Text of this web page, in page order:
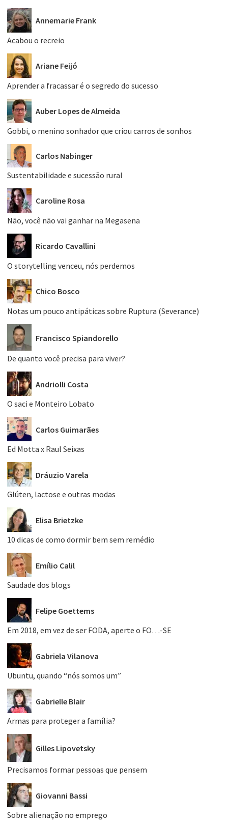
Annemarie Frank
Acabou o recreio
Ariane Feijó
Aprender a fracassar é o segredo do sucesso
Auber Lopes de Almeida
Gobbi, o menino sonhador que criou carros de sonhos
Carlos Nabinger
Sustentabilidade e sucessão rural
Caroline Rosa
Não, você não vai ganhar na Megasena
Ricardo Cavallini
O storytelling venceu, nós perdemos
Chico Bosco
Notas um pouco antipáticas sobre Ruptura (Severance)
Francisco Spiandorello
De quanto você precisa para viver?
Andriolli Costa
O saci e Monteiro Lobato
Carlos Guimarães
Ed Motta x Raul Seixas
Dráuzio Varela
Glúten, lactose e outras modas
Elisa Brietzke
10 dicas de como dormir bem sem remédio
Emílio Calil
Saudade dos blogs
Felipe Goettems
Em 2018, em vez de ser FODA, aperte o FO…-SE
Gabriela Vilanova
Ubuntu, quando “nós somos um”
Gabrielle Blair
Armas para proteger a família?
Gilles Lipovetsky
Precisamos formar pessoas que pensem
Giovanni Bassi
Sobre alienação no emprego